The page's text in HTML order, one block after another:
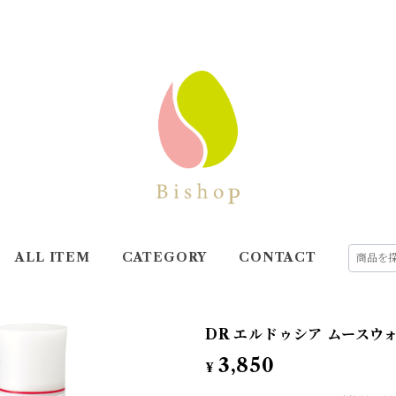
ALL ITEM CATEGORY CONTACT
DR エルドゥシア ムースウ
¥ 3,850